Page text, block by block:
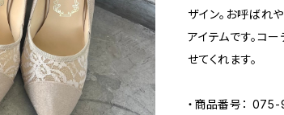
ザイン。お呼ばれ
アイテムです。コ
せてくれます。
・商品番号：